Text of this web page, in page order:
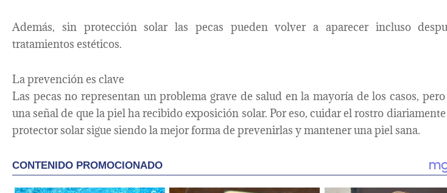
Además, sin protección solar las pecas pueden volver a aparecer incluso
tratamientos estéticos.
La prevención es clave
Las pecas no representan un problema grave de salud en la mayoría de los casos,
una señal de que la piel ha recibido exposición solar. Por eso, cuidar el rostro
protector solar sigue siendo la mejor forma de prevenirlas y mantener una piel sana.